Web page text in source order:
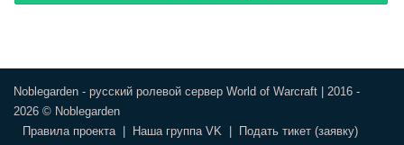
Noblegarden - русский ролевой сервер World of Warcraft | 2016 -
2026 © Noblegarden
Правила проекта| Наша группа VK Подать тикет (заявку)